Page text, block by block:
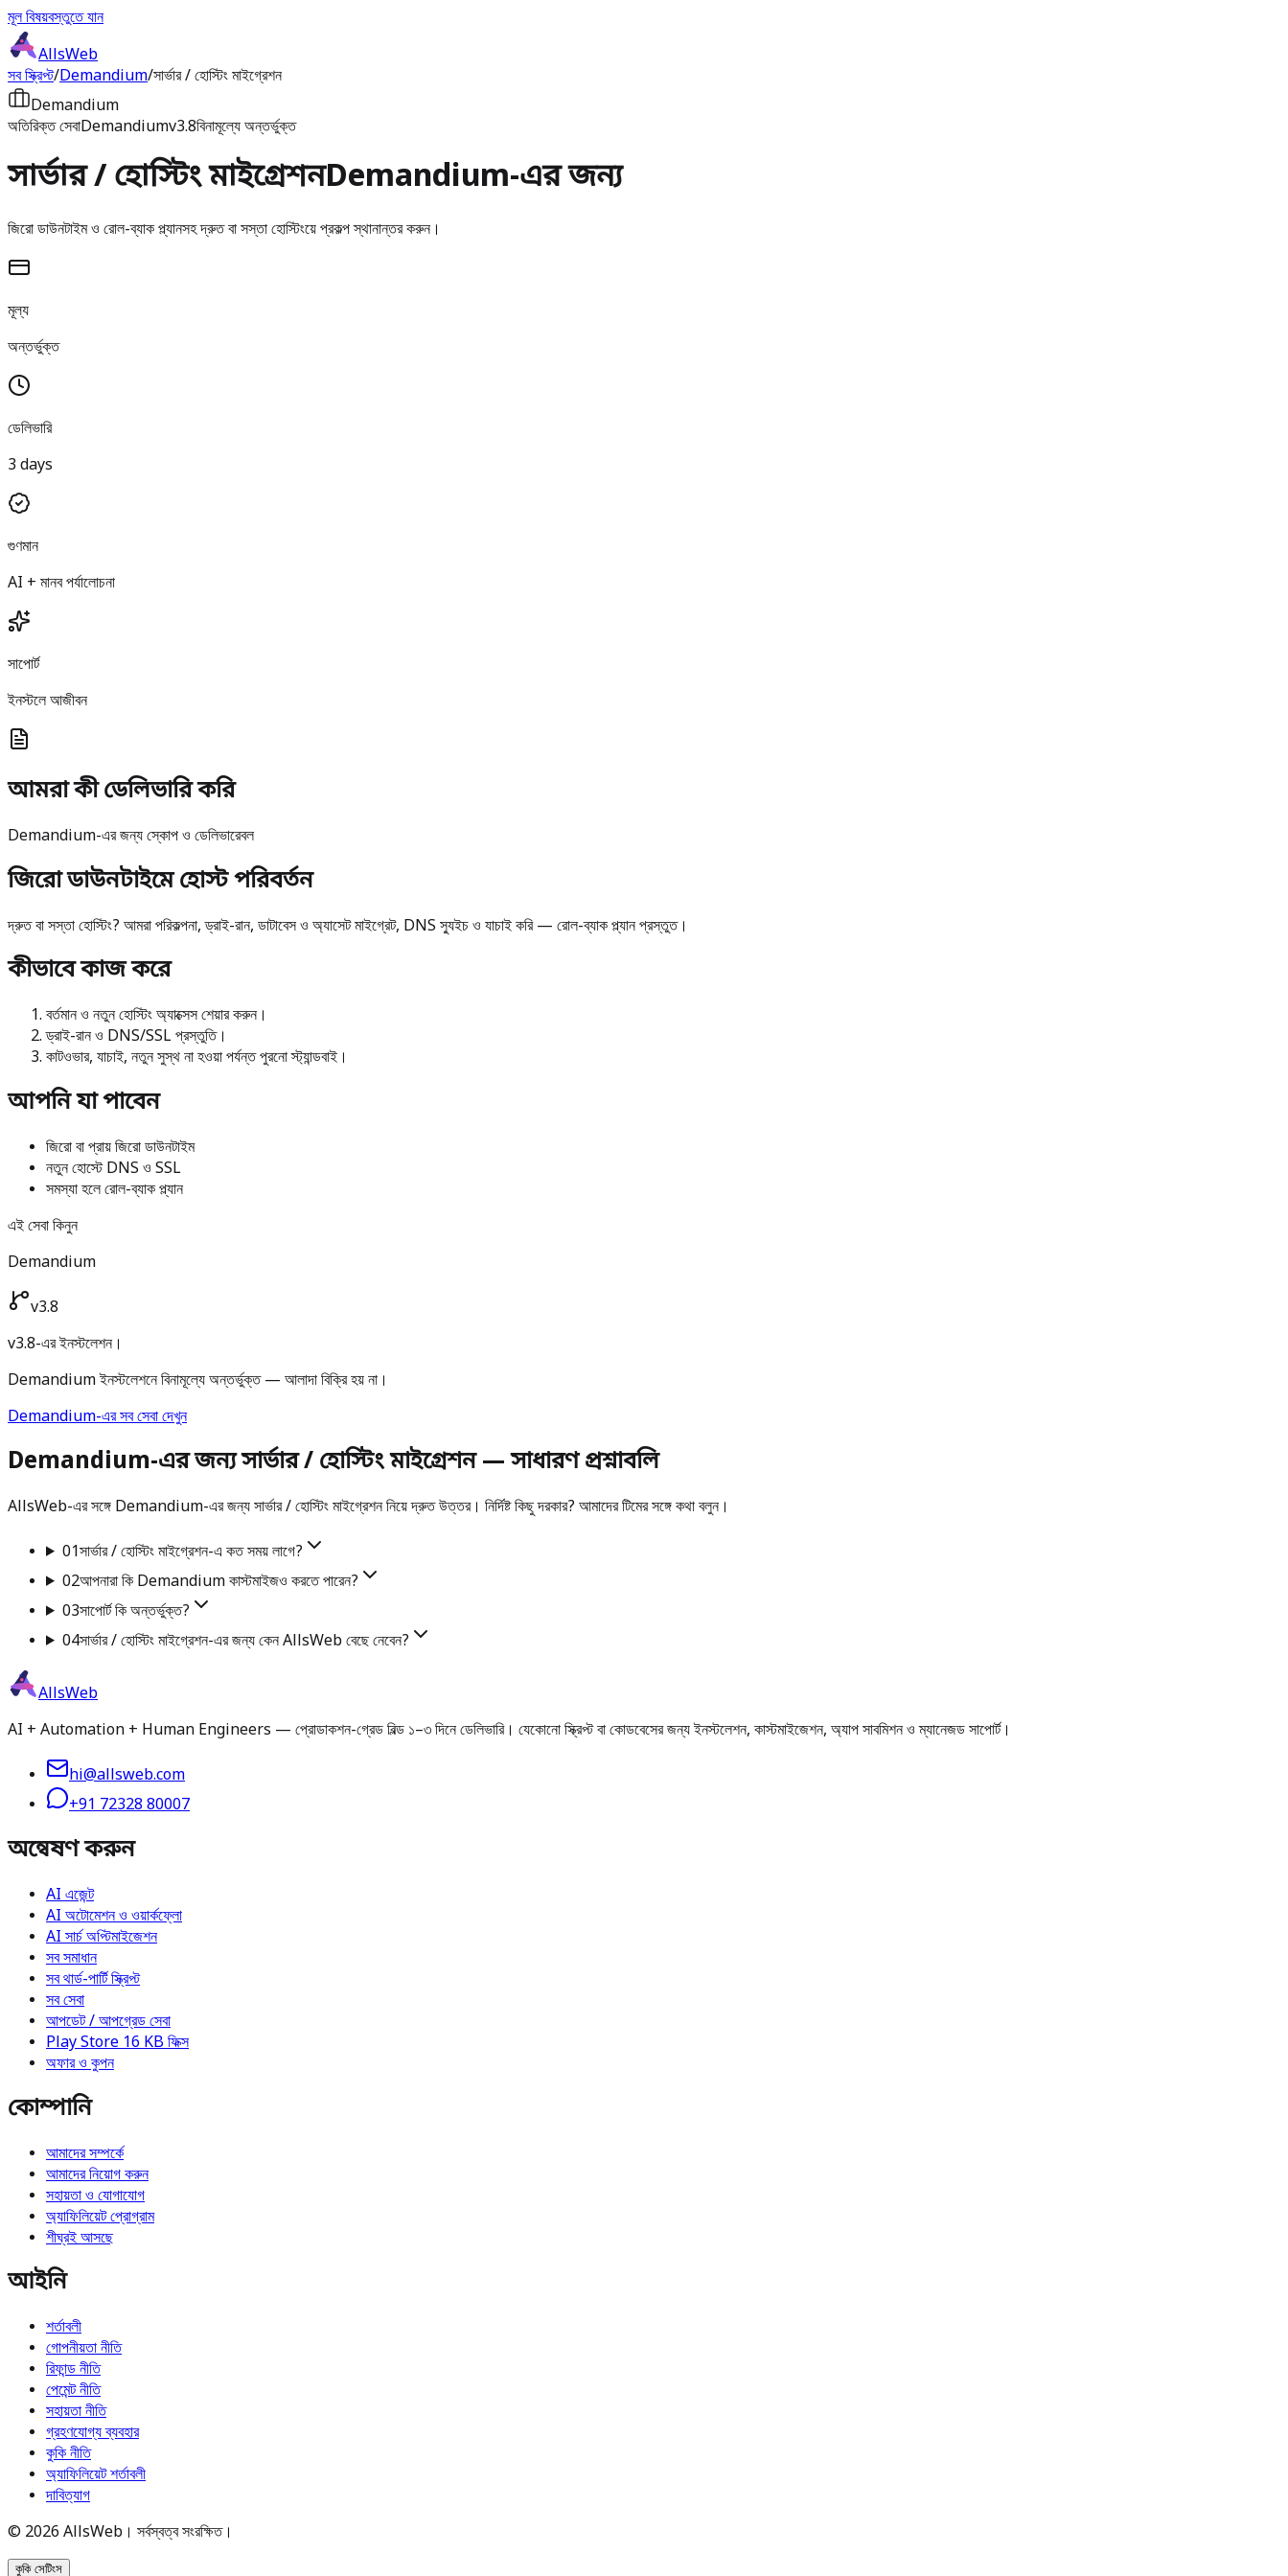
মূল বিষয়বস্তুতে যান
AllsWeb
সব স্ক্রিপ্ট/Demandium/সার্ভার / হোস্টিং মাইগ্রেশন
Demandium
অতিরিক্ত সেবাDemandiumv3.8বিনামূল্যে অন্তর্ভুক্ত
সার্ভার / হোস্টিং মাইগ্রেশনDemandium-এর জন্য
জিরো ডাউনটাইম ও রোল-ব্যাক প্ল্যানসহ দ্রুত বা সস্তা হোস্টিংয়ে প্রকল্প স্থানান্তর করুন।
মূল্য
অন্তর্ভুক্ত
ডেলিভারি
3 days
গুণমান
AI + মানব পর্যালোচনা
সাপোর্ট
ইনস্টলে আজীবন
আমরা কী ডেলিভারি করি
Demandium-এর জন্য স্কোপ ও ডেলিভারেবল
জিরো ডাউনটাইমে হোস্ট পরিবর্তন
দ্রুত বা সস্তা হোস্টিং? আমরা পরিকল্পনা, ড্রাই-রান, ডাটাবেস ও অ্যাসেট মাইগ্রেট, DNS স্যুইচ ও যাচাই করি — রোল-ব্যাক প্ল্যান প্রস্তুত।
কীভাবে কাজ করে
বর্তমান ও নতুন হোস্টিং অ্যাক্সেস শেয়ার করুন।
ড্রাই-রান ও DNS/SSL প্রস্তুতি।
কাটওভার, যাচাই, নতুন সুস্থ না হওয়া পর্যন্ত পুরনো স্ট্যান্ডবাই।
আপনি যা পাবেন
জিরো বা প্রায় জিরো ডাউনটাইম
নতুন হোস্টে DNS ও SSL
সমস্যা হলে রোল-ব্যাক প্ল্যান
এই সেবা কিনুন
Demandium
v3.8
v3.8-এর ইনস্টলেশন।
Demandium ইনস্টলেশনে বিনামূল্যে অন্তর্ভুক্ত — আলাদা বিক্রি হয় না।
Demandium-এর সব সেবা দেখুন
Demandium-এর জন্য সার্ভার / হোস্টিং মাইগ্রেশন — সাধারণ প্রশ্নাবলি
AllsWeb-এর সঙ্গে Demandium-এর জন্য সার্ভার / হোস্টিং মাইগ্রেশন নিয়ে দ্রুত উত্তর। নির্দিষ্ট কিছু দরকার? আমাদের টিমের সঙ্গে কথা বলুন।
01সার্ভার / হোস্টিং মাইগ্রেশন-এ কত সময় লাগে?
02আপনারা কি Demandium কাস্টমাইজও করতে পারেন?
03সাপোর্ট কি অন্তর্ভুক্ত?
04সার্ভার / হোস্টিং মাইগ্রেশন-এর জন্য কেন AllsWeb বেছে নেবেন?
AllsWeb
AI + Automation + Human Engineers — প্রোডাকশন-গ্রেড বিল্ড ১–৩ দিনে ডেলিভারি। যেকোনো স্ক্রিপ্ট বা কোডবেসের জন্য ইনস্টলেশন, কাস্টমাইজেশন, অ্যাপ সাবমিশন ও ম্যানেজড সাপোর্ট।
hi@allsweb.com
+91 72328 80007
অন্বেষণ করুন
AI এজেন্ট
AI অটোমেশন ও ওয়ার্কফ্লো
AI সার্চ অপ্টিমাইজেশন
সব সমাধান
সব থার্ড-পার্টি স্ক্রিপ্ট
সব সেবা
আপডেট / আপগ্রেড সেবা
Play Store 16 KB ফিক্স
অফার ও কুপন
কোম্পানি
আমাদের সম্পর্কে
আমাদের নিয়োগ করুন
সহায়তা ও যোগাযোগ
অ্যাফিলিয়েট প্রোগ্রাম
শীঘ্রই আসছে
আইনি
শর্তাবলী
গোপনীয়তা নীতি
রিফান্ড নীতি
পেমেন্ট নীতি
সহায়তা নীতি
গ্রহণযোগ্য ব্যবহার
কুকি নীতি
অ্যাফিলিয়েট শর্তাবলী
দাবিত্যাগ
© 2026 AllsWeb। সর্বস্বত্ব সংরক্ষিত।
কুকি সেটিংস